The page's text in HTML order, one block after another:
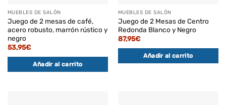
MUEBLES DE SALÓN
Juego de 2 mesas de café,
acero robusto, marrón rústico y
negro
53,95€
Añadir al carrito
MUEBLES DE SALÓN
Juego de 2 Mesas de Centro
Redonda Blanco y Negro
87,95€
Añadir al carrito